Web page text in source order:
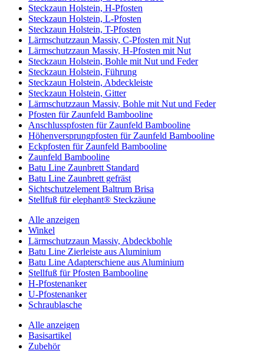
Steckzaun Holstein, H-Pfosten
Steckzaun Holstein, L-Pfosten
Steckzaun Holstein, T-Pfosten
Lärmschutzzaun Massiv, C-Pfosten mit Nut
Lärmschutzzaun Massiv, H-Pfosten mit Nut
Steckzaun Holstein, Bohle mit Nut und Feder
Steckzaun Holstein, Führung
Steckzaun Holstein, Abdeckleiste
Steckzaun Holstein, Gitter
Lärmschutzzaun Massiv, Bohle mit Nut und Feder
Pfosten für Zaunfeld Bambooline
Anschlusspfosten für Zaunfeld Bambooline
Höhenversprungpfosten für Zaunfeld Bambooline
Eckpfosten für Zaunfeld Bambooline
Zaunfeld Bambooline
Batu Line Zaunbrett Standard
Batu Line Zaunbrett gefräst
Sichtschutzelement Baltrum Brisa
Stellfuß für elephant® Steckzäune
Alle anzeigen
Winkel
Lärmschutzzaun Massiv, Abdeckbohle
Batu Line Zierleiste aus Aluminium
Batu Line Adapterschiene aus Aluminium
Stellfuß für Pfosten Bambooline
H-Pfostenanker
U-Pfostenanker
Schraublasche
Alle anzeigen
Basisartikel
Zubehör